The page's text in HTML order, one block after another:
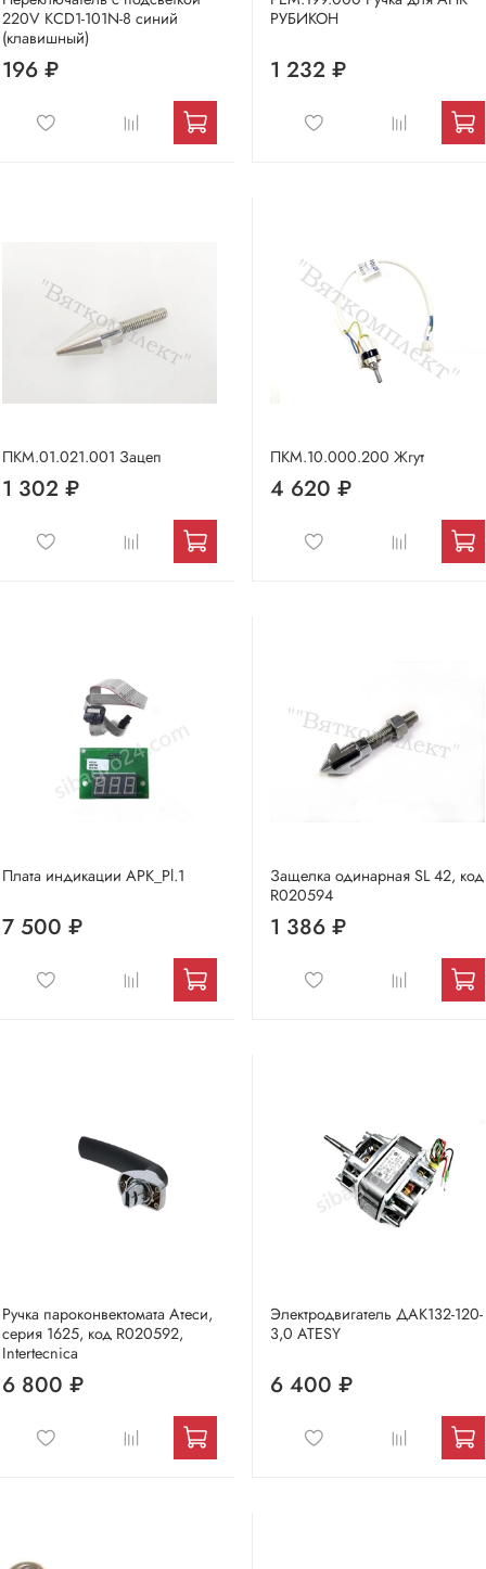
220V KСD1-101N-8 синий
(клавишный)
196 ₽
РУБИКОН
1 232 ₽
ПКМ.01.021.001 Зацеп
1 302 ₽
ПКМ.10.000.200 Жгут
4 620 ₽
Плата индикации АРК_Pl.1
7 500 ₽
Защелка одинарная SL 42, код
R020594
1 386 ₽
Ручка пароконвектомата Атеси,
серия 1625, код R020592,
Intertecnica
6 800 ₽
Электродвигатель ДАК132-120-
3,0 ATESY
6 400 ₽